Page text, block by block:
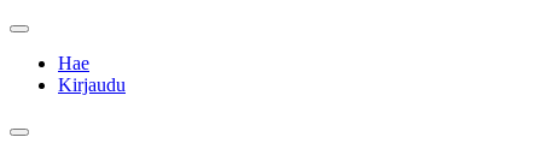
Hae
Kirjaudu